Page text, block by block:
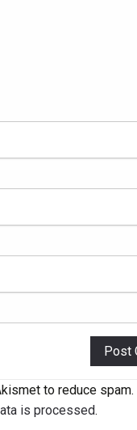
to reduce spam.
is processed.